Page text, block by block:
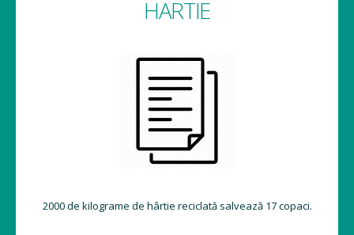
HARTIE
2000 de kilograme de hârtie reciclată salvează 17 copaci.